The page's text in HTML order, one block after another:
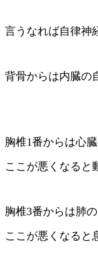
言うなれば自律神
背骨からは内臓の
胸椎1番からは心
ここが悪くなると
胸椎3番からは肺
ここが悪くなると